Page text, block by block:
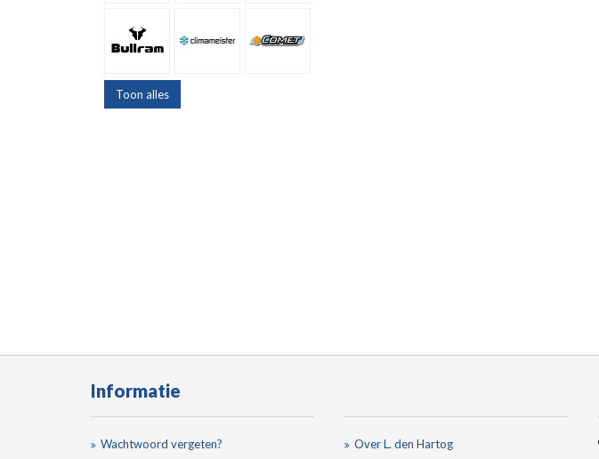
Toon alles
Informatie
Wachtwoord vergeten? Over L. den Hartog